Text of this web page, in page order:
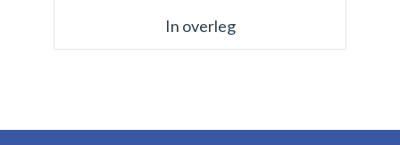
In overleg